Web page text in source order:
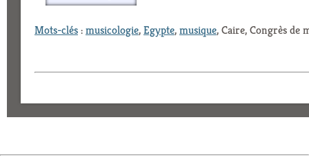
Mots-clés:musicologie,Egypte,musique, Caire, Congrès de